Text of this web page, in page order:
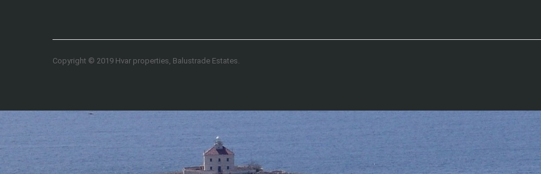
Copyright © 2019 Hvar properties, Balustrade Estates.